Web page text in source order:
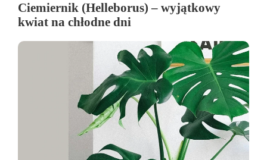
Ciemiernik (Helleborus) – wyjątkowy
kwiat na chłodne dni